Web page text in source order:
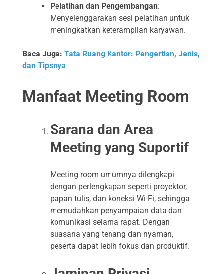
Pelatihan dan Pengembangan:
Menyelenggarakan sesi pelatihan untuk
meningkatkan keterampilan karyawan.
Baca Juga: Tata Ruang Kantor: Pengertian, Jenis,
dan Tipsnya
Manfaat Meeting Room
Sarana dan Area
Meeting yang Suportif
Meeting room umumnya dilengkapi
dengan perlengkapan seperti proyektor,
papan tulis, dan koneksi Wi-Fi, sehingga
memudahkan penyampaian data dan
komunikasi selama rapat. Dengan
suasana yang tenang dan nyaman,
peserta dapat lebih fokus dan produktif.